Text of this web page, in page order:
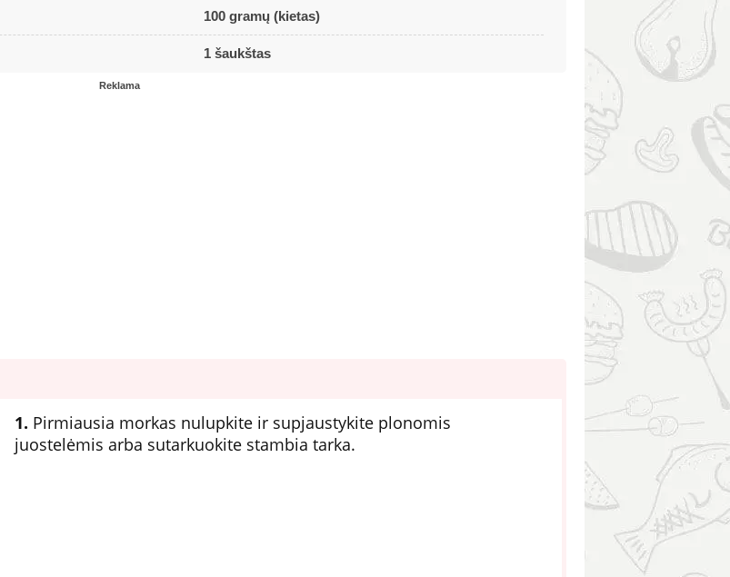
100 gramų (kietas)
1 šaukštas
Reklama
1. Pirmiausia morkas nulupkite ir supjaustykite plonomis
juostelėmis arba sutarkuokite stambia tarka.